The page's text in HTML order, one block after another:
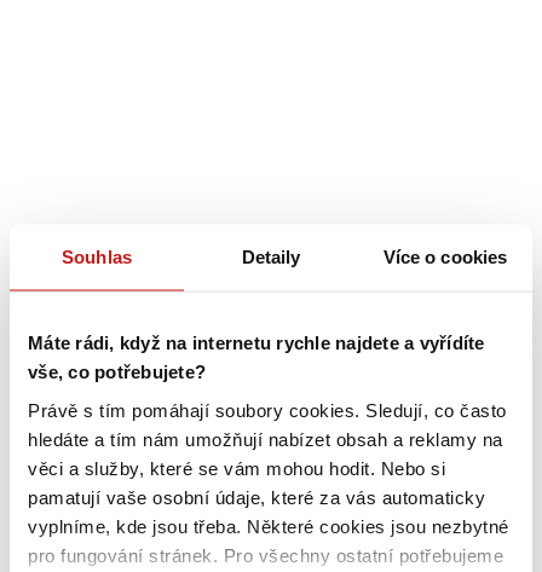
Souhlas Detaily Více o cookies
Máte rádi, když na internetu rychle najdete a vyřídíte
vše, co potřebujete?
Právě s tím pomáhají soubory cookies. Sledují, co často
hledáte a tím nám umožňují nabízet obsah a reklamy na
věci a služby, které se vám mohou hodit. Nebo si
pamatují vaše osobní údaje, které za vás automaticky
vyplníme, kde jsou třeba. Některé cookies jsou nezbytné
pro fungování stránek. Pro všechny ostatní potřebujeme